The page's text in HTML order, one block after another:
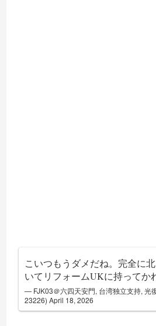
こいつもうダメだね。完全に
いてリフォームUKに持ってか
— FJK03＠六四天安門, 台湾独立支持, 光
23226)April 18, 2026